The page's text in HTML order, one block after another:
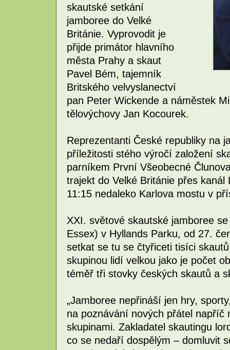
skautské setkání
jamboree do Velké
Británie. Vyprovodit je
přijde primátor hlavního
města Prahy a skaut
Pavel Bém, tajemník
Britského velvyslanectví
pan Peter Wickende a náměstek
tělovýchovy Jan Kocourek.
Reprezentanti České republiky na
příležitosti stého výročí založení
parníkem První Všeobecné
trajekt do Velké Británie přes
11:15 nedaleko Karlova mostu v
XXI. světové skautské jamboree
Essex) v Hyllands Parku, od 27.
setkat se tu se čtyřiceti tisíci
skupinou lidí velkou jako je počet
téměř tři stovky českých skautů a
„Jamboree nepřináší jen hry,
na poznávání nových přátel napříč
skupinami. Zakladatel skautingu
co se nedaří dospělým – domluvit